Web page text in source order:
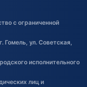
с ограниченной
Гомель, ул. Советская,
исполнительного
лиц и